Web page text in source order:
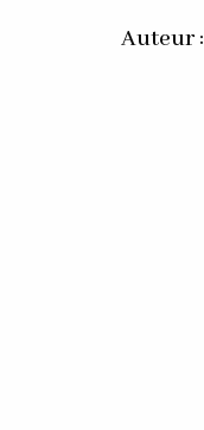
Auteur :